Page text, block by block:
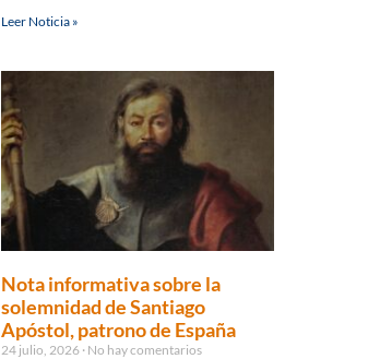
Leer Noticia »
Nota informativa sobre la
solemnidad de Santiago
Apóstol, patrono de España
24 julio, 2026 No hay comentarios